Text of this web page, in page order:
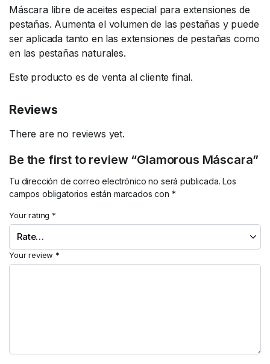
Máscara libre de aceites especial para extensiones de
pestañas. Aumenta el volumen de las pestañas y puede
ser aplicada tanto en las extensiones de pestañas como
en las pestañas naturales.
Este producto es de venta al cliente final.
Reviews
There are no reviews yet.
Be the first to review “Glamorous Máscara”
Tu dirección de correo electrónico no será publicada. Los
campos obligatorios están marcados con *
Your rating *
Your review *